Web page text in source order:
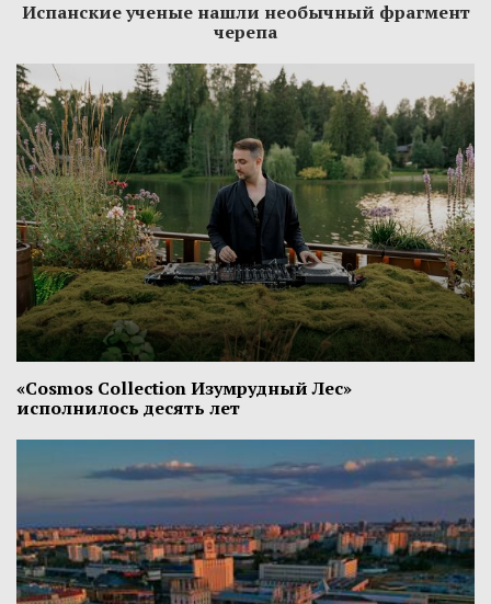
Испанские ученые нашли необычный фрагмент
черепа
«Cosmos Collection Изумрудный Лес»
исполнилось десять лет